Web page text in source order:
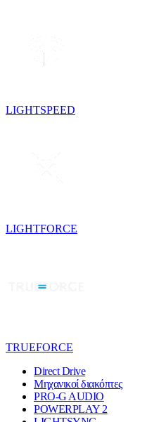
LIGHTSPEED
LIGHTFORCE
TRUEFORCE
Direct Drive
Μηχανικοί διακόπτες
PRO-G AUDIO
POWERPLAY 2